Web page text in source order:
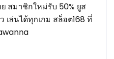
สมาชิกใหม่รับ 50% ยูส
เล่นได้ทุกเกม สล็อต168 ที่